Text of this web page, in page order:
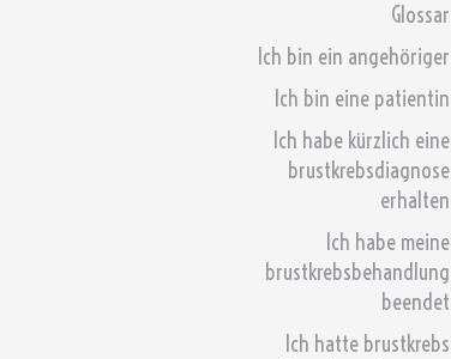
Glossar
Ich bin ein angehöriger
Ich bin eine patientin
Ich habe kürzlich eine
brustkrebsdiagnose
erhalten
Ich habe meine
brustkrebsbehandlung
beendet
Ich hatte brustkrebs